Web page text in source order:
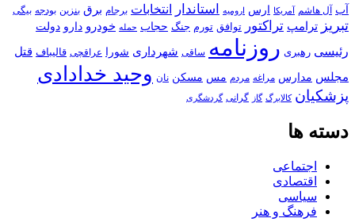
آب آل هاشم آمریکا ارس ارومیه استاندار انتخابات برجام برق بنزین بودجه بیگی
تبریز ترامپ تراکتور توافق تورم جنگ حجاب حمله خودرو دارو دولت
رئیسی رهبری روزنامه ساقی شهرداری شورا عراقچی قالیباف قتل
مجلس مدارس مراغه مردم مس مسکن نان وحید خدادادی
پزشکیان کالابرگ گاز گرانی گردشگری
دسته ها
اجتماعی
اقتصادی
سیاسی
فرهنگ و هنر